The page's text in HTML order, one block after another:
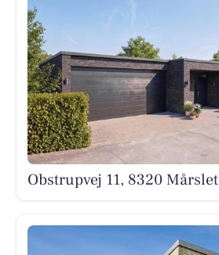
Obstrupvej 11, 8320 Mårslet